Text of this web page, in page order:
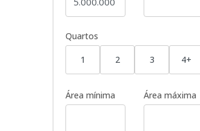
Quartos
1 2 3 4+
Área mínima Área máxima